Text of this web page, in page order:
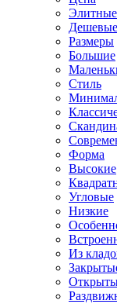
Элитные
Дешевые
Размеры
Большие
Стиль
Форма
Высокие
Угловые
Низкие
Из